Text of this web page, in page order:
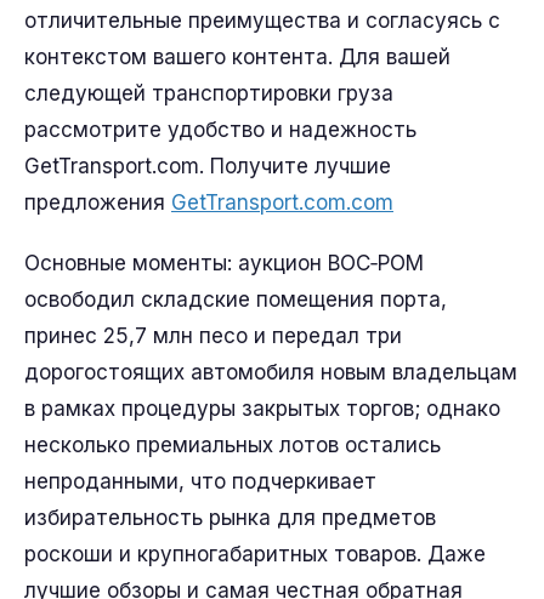
отличительные преимущества и согласуясь с
контекстом вашего контента. Для вашей
следующей транспортировки груза
рассмотрите удобство и надежность
GetTransport.com. Получите лучшие
предложения GetTransport.com.com
Основные моменты: аукцион BOC‑POM
освободил складские помещения порта,
принес 25,7 млн песо и передал три
дорогостоящих автомобиля новым владельцам
в рамках процедуры закрытых торгов; однако
несколько премиальных лотов остались
непроданными, что подчеркивает
избирательность рынка для предметов
роскоши и крупногабаритных товаров. Даже
лучшие обзоры и самая честная обратная